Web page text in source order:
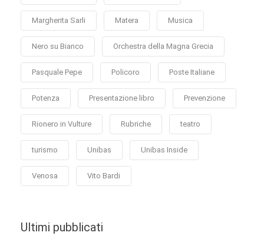
Margherita Sarli Matera Musica
Nero su Bianco Orchestra della Magna Grecia
Pasquale Pepe Policoro Poste Italiane
Potenza Presentazione libro Prevenzione
Rionero in Vulture Rubriche teatro
turismo Unibas Unibas Inside
Venosa Vito Bardi
Ultimi pubblicati